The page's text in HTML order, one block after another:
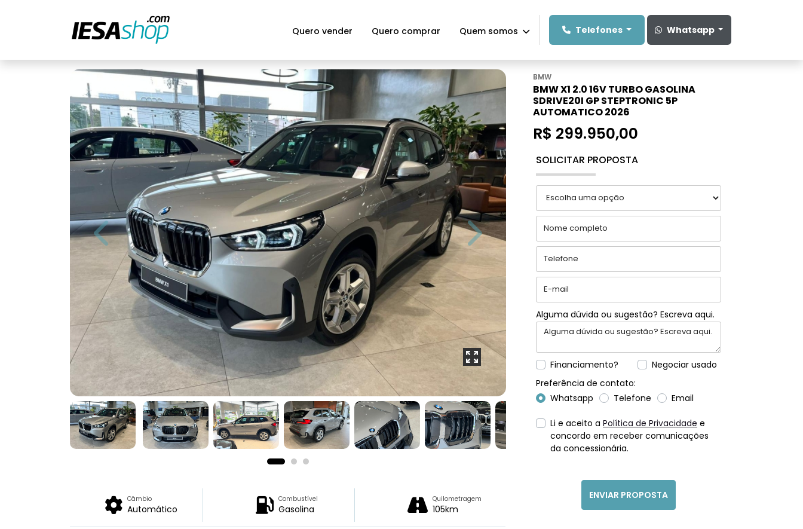
Quero vender Quero comprar Quem somos Telefones Whatsapp
BMW
BMW X1 2.0 16V TURBO GASOLINA
SDRIVE20I GP STEPTRONIC 5P
AUTOMATICO 2026
R$ 299.950,00
SOLICITAR PROPOSTA
Alguma dúvida ou sugestão? Escreva aqui.
Financiamento?
Negociar usado
Preferência de contato:
Whatsapp
Telefone Email
Li e aceito a Política de Privacidade e
concordo em receber comunicações
da concessionária.
ENVIAR PROPOSTA
Previous Next
Câmbio
Automático
Combustível
Gasolina
Quilometragem
105km